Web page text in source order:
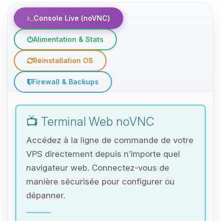
Console Live (noVNC)
Alimentation & Stats
Réinstallation OS
Firewall & Backups
📺 Terminal Web noVNC
Accédez à la ligne de commande de votre
VPS directement depuis n’importe quel
navigateur web. Connectez-vous de
manière sécurisée pour configurer ou
dépanner.